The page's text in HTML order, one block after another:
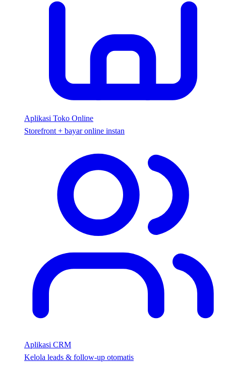
Aplikasi Toko Online
Storefront + bayar online instan
Aplikasi CRM
Kelola leads & follow-up otomatis